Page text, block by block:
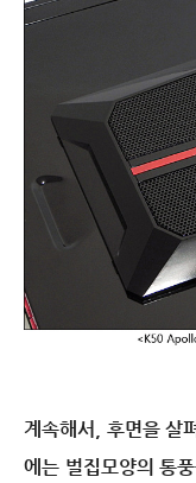
계속해서, 후면을 살
에는 벌집모양의 통